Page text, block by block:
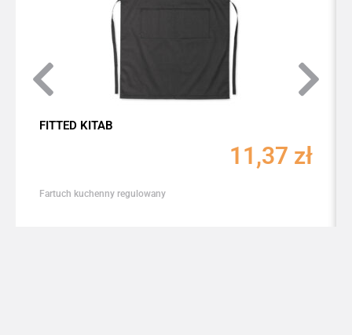
FITTED KITAB
11,37 zł
Fartuch kuchenny regulowany